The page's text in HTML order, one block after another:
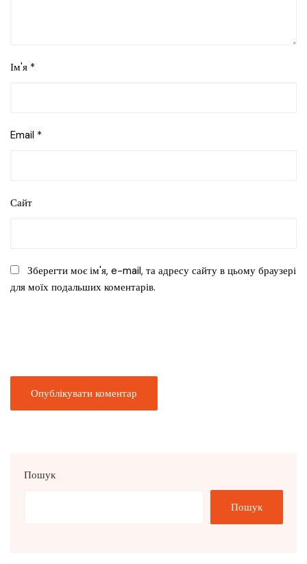
Ім'я *
Email *
Сайт
Зберегти моє ім'я, e-mail, та адресу сайту в цьому браузері
для моїх подальших коментарів.
Пошук
Пошук